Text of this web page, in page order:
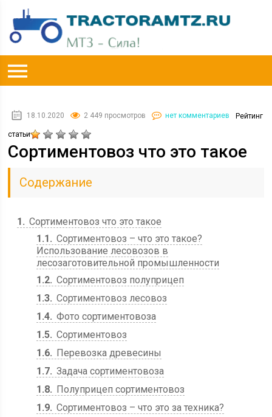
18.10.2020 2 449 просмотров нет комментариев Рейтинг
статьи
Сортиментовоз что это такое
Содержание
1
Сортиментовоз что это такое
1.1
Сортиментовоз – что это такое?
Использование лесовозов в
лесозаготовительной промышленности
1.2 Сортиментовоз полуприцеп
1.3 Сортиментовоз лесовоз
1.4 Фото сортиментовоза
1.5 Сортиментовоз
1.6
Перевозка древесины
1.7 Задача сортиментовоза
1.8
Полуприцеп сортиментовоз
1.9 Сортиментовоз – что это за техника?